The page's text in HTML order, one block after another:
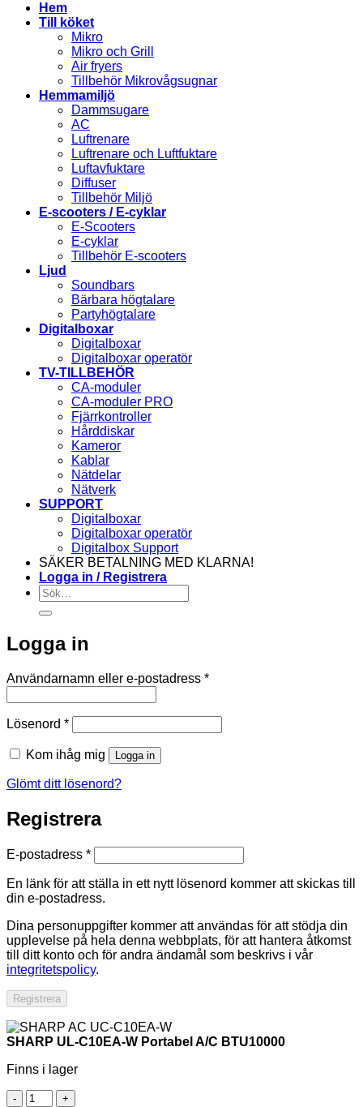
Hem
Till köket
Mikro
Mikro och Grill
Air fryers
Tillbehör Mikrovågsugnar
Hemmamiljö
Dammsugare
AC
Luftrenare
Luftrenare och Luftfuktare
Luftavfuktare
Diffuser
Tillbehör Miljö
E-scooters / E-cyklar
E-Scooters
E-cyklar
Tillbehör E-scooters
Ljud
Soundbars
Bärbara högtalare
Partyhögtalare
Digitalboxar
Digitalboxar
Digitalboxar operatör
TV-TILLBEHÖR
CA-moduler
CA-moduler PRO
Fjärrkontroller
Hårddiskar
Kameror
Kablar
Nätdelar
Nätverk
SUPPORT
Digitalboxar
Digitalboxar operatör
Digitalbox Support
SÄKER BETALNING MED KLARNA!
Logga in / Registrera
Sök
efter:
Logga in
Användarnamn eller e-postadress *Obligatoriskt
Lösenord *Obligatoriskt
Kom ihåg mig Logga in
Glömt ditt lösenord?
Registrera
E-postadress *Obligatoriskt
En länk för att ställa in ett nytt lösenord kommer att skickas till
din e-postadress.
Dina personuppgifter kommer att användas för att stödja din
upplevelse på hela denna webbplats, för att hantera åtkomst
till ditt konto och för andra ändamål som beskrivs i vår
integritetspolicy.
Registrera
SHARP UL-C10EA-W Portabel A/C BTU10000
Finns i lager
SHARP